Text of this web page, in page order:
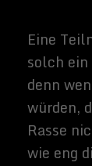
Jahre nicht in
wirklich viel
Vater weiß,
das Risiko
Warum
Analyse